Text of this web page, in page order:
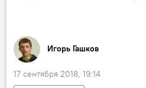
Игорь Гашков
17 сентября 2018, 19:14